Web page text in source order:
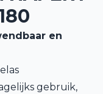
en
gebruik,